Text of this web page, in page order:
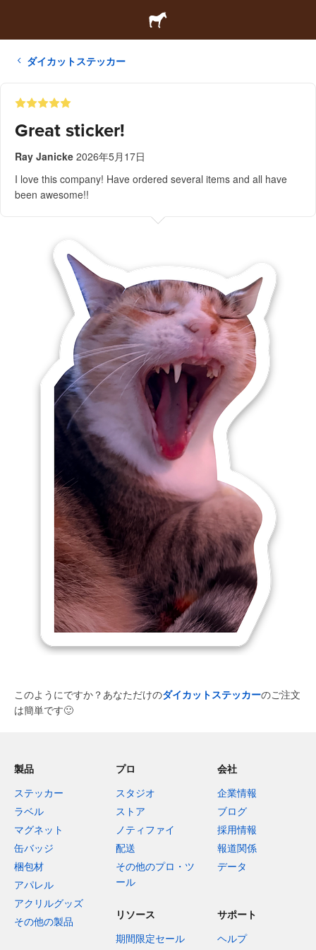
ダイカットステッカー
Great sticker!
Ray Janicke 2026年5月17日
I love this company! Have ordered several items and all have
been awesome!!
このようにですか？あなただけのダイカットステッカーのご注文
は簡単です🙂
製品
ステッカー
ラベル
マグネット
缶バッジ
梱包材
アパレル
アクリルグッズ
その他の製品
プロ
スタジオ
ストア
ノティファイ
配送
その他のプロ・ツ
ール
会社
企業情報
ブログ
採用情報
報道関係
データ
リソース
期間限定セール
サポート
ヘルプ